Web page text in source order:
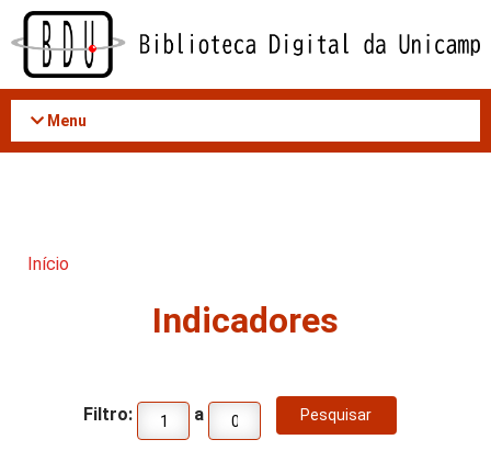
Acessar
conteúdo
Menu
Início
Indicadores
Filtro: a